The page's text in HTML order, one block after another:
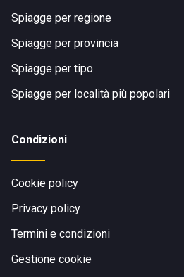
Spiagge per regione
Spiagge per provincia
Spiagge per tipo
Spiagge per località più popolari
Condizioni
Cookie policy
Privacy policy
Termini e condizioni
Gestione cookie